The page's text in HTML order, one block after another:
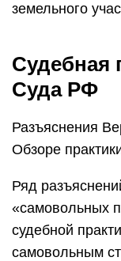
земельного
Судебная
Суда РФ
Разъяснения
Обзоре
Ряд
«самовольных
судебной
самовольным